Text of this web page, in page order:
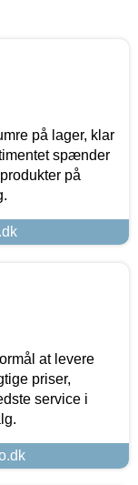
på lager, klar
spænder
på
at levere
priser,
service i